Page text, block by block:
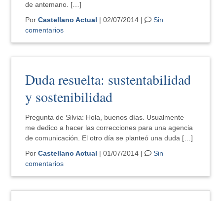
de antemano. […]
PorCastellano Actual | 02/07/2014 |
Sin
comentarios
Duda resuelta: sustentabilidad
y sostenibilidad
Pregunta de Silvia: Hola, buenos días. Usualmente
me dedico a hacer las correcciones para una agencia
de comunicación. El otro día se planteó una duda […]
PorCastellano Actual | 01/07/2014 |
Sin
comentarios